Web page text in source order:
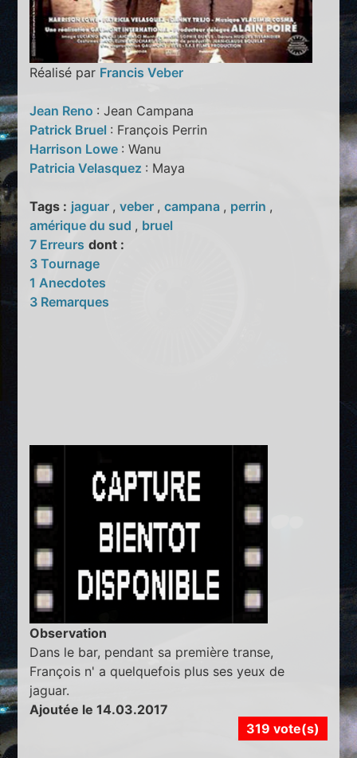
Réalisé par Francis Veber
Jean Reno : Jean Campana
Patrick Bruel : François Perrin
Harrison Lowe : Wanu
Patricia Velasquez : Maya
Tags : jaguar ,veber ,campana , perrin ,
amérique du sud , bruel
7 Erreurs dont :
3 Tournage
1 Anecdotes
3 Remarques
Observation
Dans le bar, pendant sa première transe,
François n' a quelquefois plus ses yeux de
jaguar.
Ajoutée le 14.03.2017
319 vote(s)